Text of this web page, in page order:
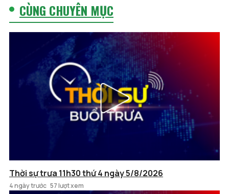
CÙNG CHUYÊN MỤC
Thời sự trưa 11h30 thứ 4 ngày 5/8/2026
4 ngày trước 57 lượt xem